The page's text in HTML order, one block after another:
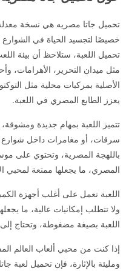
خصيصًا لتجسيد الحياة في
تحميل اللعبة، ستلاحظ أن بيئة
مثل ميدان التحرير، الأهرامات،
الأصلية بمركبات محلية مثل
يعزز الطابع المصري في اللعبة.
تتميز اللعبة بمهام جديدة
سرقات، أو مغامرات داخل شوارع
باللهجة المصرية، وتحتوي على
المصري، ما يجعلها ممتعة لمحبي
ولا تتطلب إمكانيات عالية، ما
اللعبة بصيغة مضغوطة، وتحتاج
إذا كنت من محبي ألعاب العالم
ومليئة بالإثارة، فإن تحميل لعبة